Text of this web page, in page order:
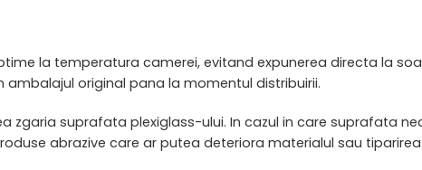
la temperatura camerei, evitand expunerea directa la
original pana la momentul distribuirii.
zgaria suprafata plexiglass-ului. In cazul in care suprafata
abrazive care ar putea deteriora materialul sau tiparirea